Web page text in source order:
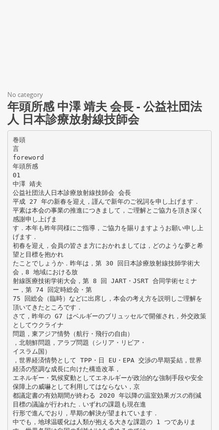
No category
年頭所感 中澤 靖夫 会長 - 公益社団法
人 日本診療放射線技師会
巻頭
言
foreword
年頭所感
01
中澤 靖夫
公益社団法人日本診療放射線技師会 会長
平成 27 年の新春を迎え，謹んで新年のご祝詞を申し上げます．
平素は本会の事業の推進につきまして，ご理解とご協力を頂き深く
感謝申し上げま
す．本年も昨年同様にご指導，ご協力を賜りますようお願い申し上
げます．
初春を迎え，会員の皆さま方におかれましては，どのような夢と希
望と目標を抱かれ
たことでしょうか．昨年は，第 30 回日本診療放射線技師学術大
会，8 地域における放
射線医療技術学術大会，第 8 回 JART・JSRT 合同学術セミナ
ー，第 74 回定時総会・第
75 回総会（臨時）などに出席し，本会の考え方を説明しご理解を
頂いてきたところです．
さて，昨年の G7 はベルギーのブリュッセルで開催され，外交政策
としてウクライナ
問題，東アジア情勢（航行・飛行の自由）
，北朝鮮問題，アラブ問題（シリア・リビア・
イスラム国）
，世界経済情勢として TPP・日 EU・EPA 交渉の早期妥結，世界
経済の堅調な成長に向けた構造改革，
エネルギー・気候変動としてエネルギーが政治的な強制手段や安全
保障上の威嚇として利用してはならない，京
都議定書の有効期間が終わる 2020 年以降の温室効果ガスの削減
目標の議論が行われた．いずれの課題も現在進
行形で進んでおり，早期の解決が望まれています．
中でも，地球温暖化は人類が抱える大きな課題の 1 つでありま